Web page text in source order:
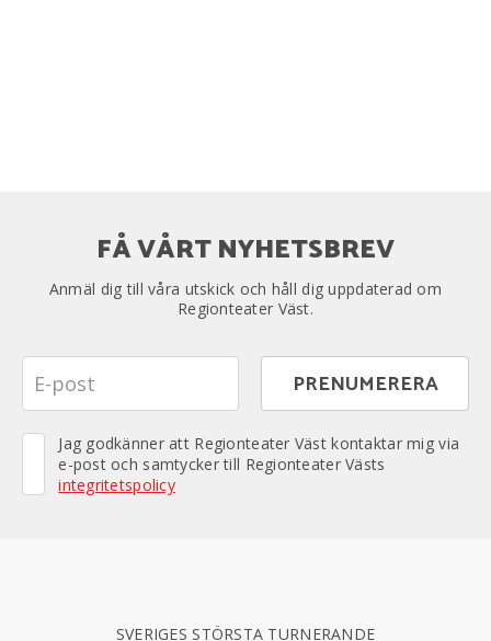
FÅ VÅRT NYHETSBREV
Anmäl dig till våra utskick och håll dig uppdaterad om
Regionteater Väst.
Jag godkänner att Regionteater Väst kontaktar mig via
e-post och samtycker till Regionteater Västs
integritetspolicy
SVERIGES STÖRSTA TURNERANDE